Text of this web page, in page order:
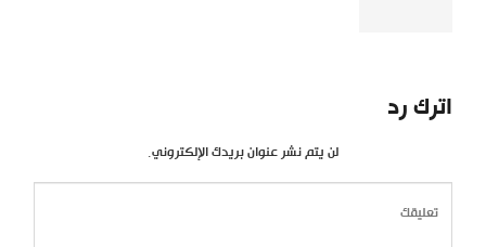
اترك رد
لن يتم نشر عنوان بريدك الإلكتروني.